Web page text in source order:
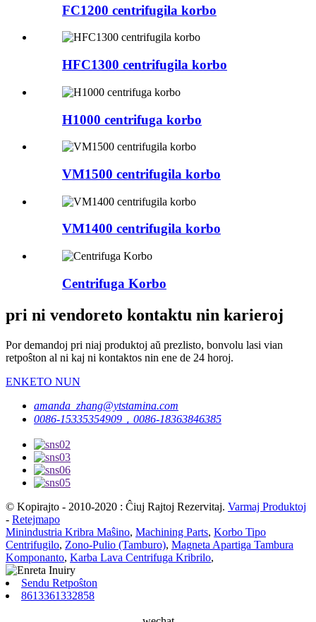
FC1200 centrifugila korbo
HFC1300 centrifugila korbo
H1000 centrifuga korbo
VM1500 centrifugila korbo
VM1400 centrifugila korbo
Centrifuga Korbo
pri ni vendoreto kontaktu nin karieroj
Por demandoj pri niaj produktoj aŭ prezlisto, bonvolu lasi vian
retpoŝton al ni kaj ni kontaktos nin ene de 24 horoj.
ENKETO NUN
amanda_zhang@ytstamina.com
0086-15335354909，0086-18363846385
© Kopirajto - 2010-2020 : Ĉiuj Rajtoj Rezervitaj. Varmaj Produktoj
- Retejmapo
Minindustria Kribra Maŝino, Machining Parts, Korbo Tipo
Centrifugilo, Zono-Pulio (Tamburo), Magneta Apartiga Tambura
Komponanto, Karba Lava Centrifuga Kribrilo,
Sendu Retpoŝton
8613361332858